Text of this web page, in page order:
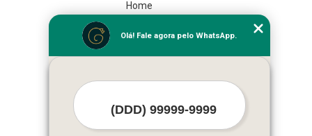
Home
Missão
Serviços
Olá! Fale agora pelo WhatsApp.